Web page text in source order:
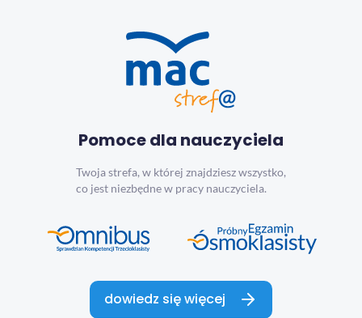
Pomoce dla nauczyciela
Twoja strefa, w której znajdziesz wszystko,
co jest niezbędne w pracy nauczyciela.
dowiedz się więcej